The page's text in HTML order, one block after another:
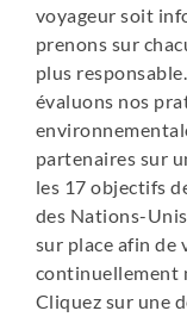
voyageur soit
prenons sur
plus
évaluons nos
partenaires sur
les 17 objectifs
des Nations-
sur place afin de
continuellement
Cliquez sur une